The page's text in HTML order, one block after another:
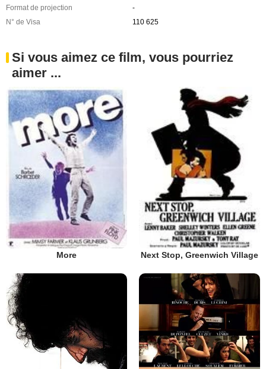
Format de projection
-
N° de Visa
110 625
Si vous aimez ce film, vous pourriez
aimer ...
More Next Stop, Greenwich Village